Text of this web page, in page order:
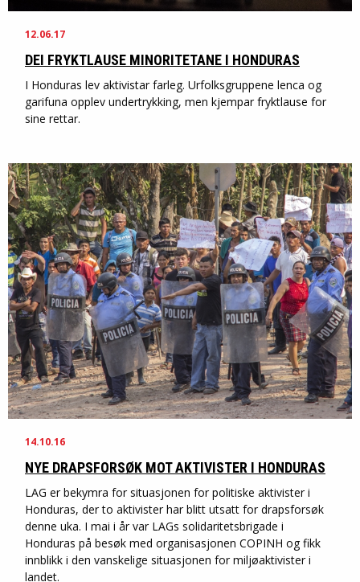
12.06.17
DEI FRYKTLAUSE MINORITETANE I HONDURAS
I Honduras lev aktivistar farleg. Urfolksgruppene lenca og
garifuna opplev undertrykking, men kjempar fryktlause for
sine rettar.
14.10.16
NYE DRAPSFORSØK MOT AKTIVISTER I HONDURAS
LAG er bekymra for situasjonen for politiske aktivister i
Honduras, der to aktivister har blitt utsatt for drapsforsøk
denne uka. I mai i år var LAGs solidaritetsbrigade i
Honduras på besøk med organisasjonen COPINH og fikk
innblikk i den vanskelige situasjonen for miljøaktivister i
landet.